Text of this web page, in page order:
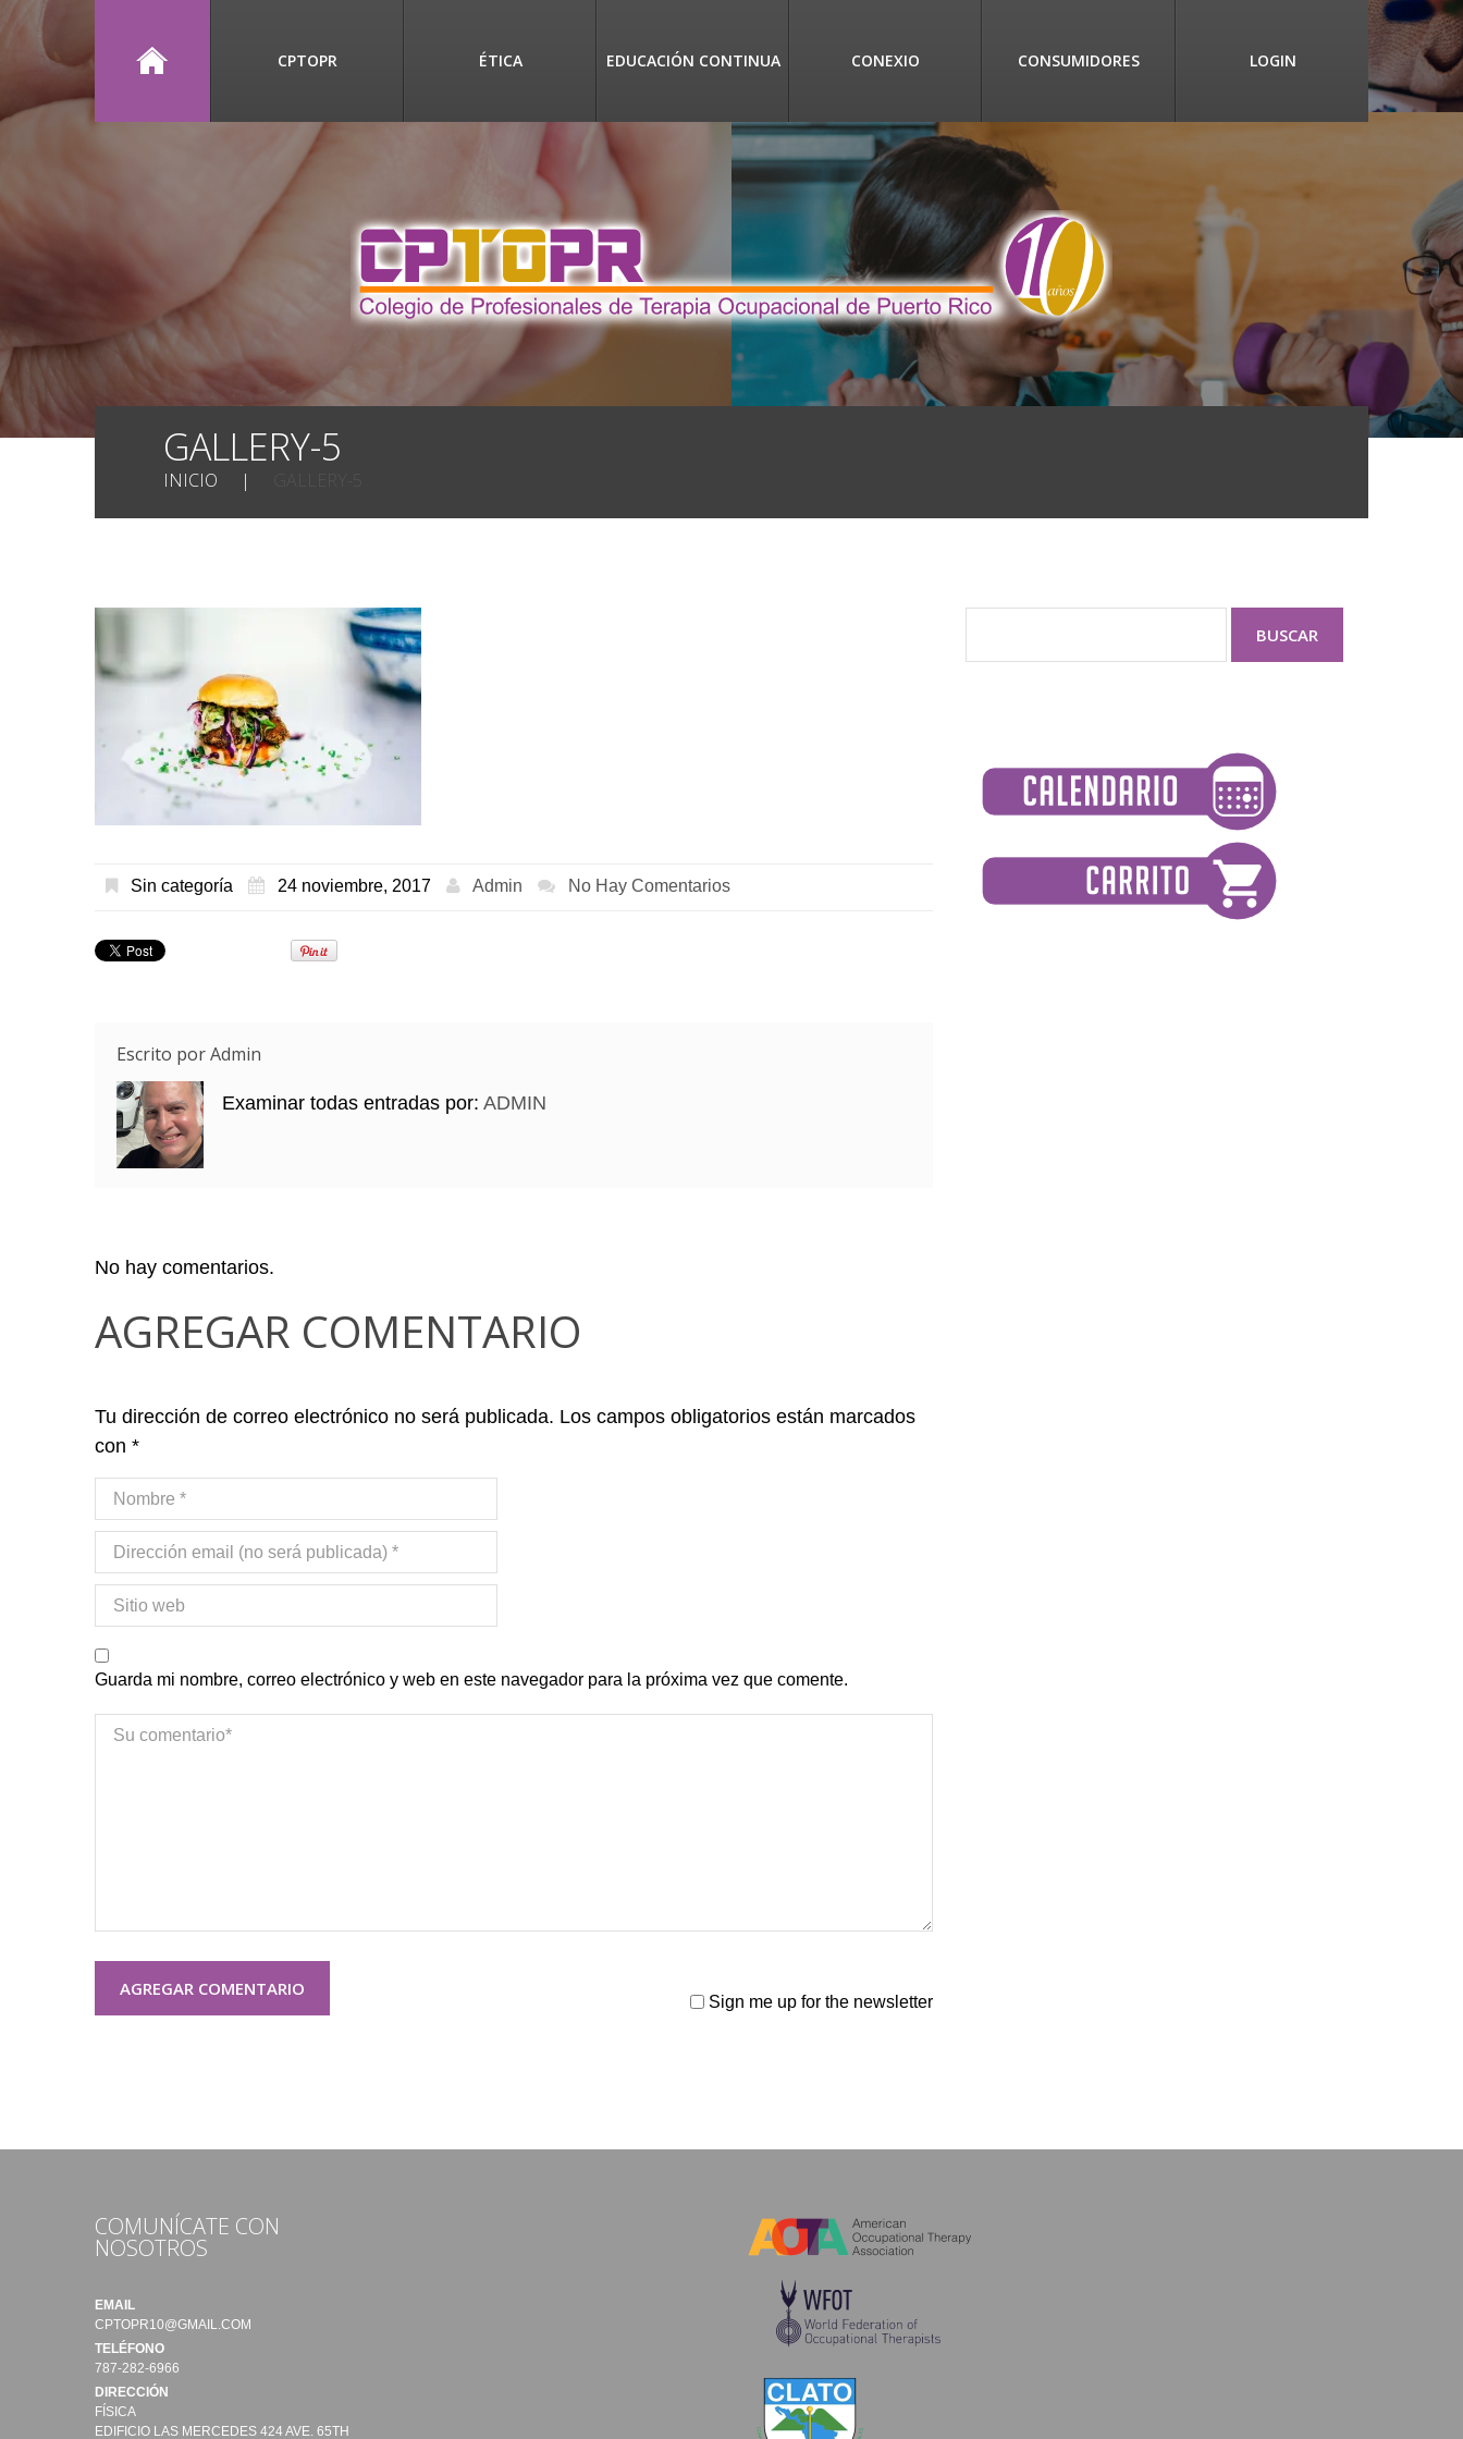
CPTOPR ÉTICA EDUCACIÓN CONTINUA CONEXIO CONSUMIDORES LOGIN
GALLERY-5
INICIO
Sin categoría 24 noviembre, 2017 Admin No Hay Comentarios
Escrito porAdmin
Examinar todas entradas por: ADMIN
No hay comentarios.
AGREGAR COMENTARIO
Tu dirección de correo electrónico no será publicada. Los campos obligatorios están marcados
con *
Guarda mi nombre, correo electrónico y web en este navegador para la próxima vez que comente.
Sign me up for the newsletter
COMUNÍCATE CON
NOSOTROS
EMAIL
CPTOPR10@GMAIL.COM
TELÉFONO
787-282-6966
DIRECCIÓN
FÍSICA
EDIFICIO LAS MERCEDES 424 AVE. 65TH